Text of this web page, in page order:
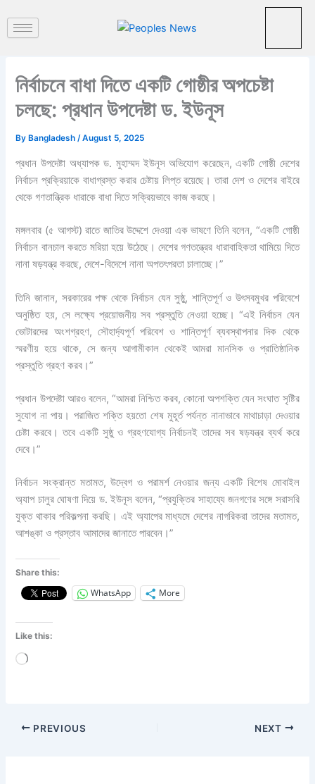
content
নির্বাচনে বাধা দিতে একটি গোষ্ঠীর অপচেষ্টা
চলছে: প্রধান উপদেষ্টা ড. ইউনূস
By Bangladesh/August 5, 2025
প্রধান উপদেষ্টা অধ্যাপক ড. মুহাম্মদ ইউনূস অভিযোগ করেছেন, একটি গোষ্ঠী দেশের
নির্বাচন প্রক্রিয়াকে বাধাগ্রস্ত করার চেষ্টায় লিপ্ত রয়েছে। তারা দেশ ও দেশের বাইরে
থেকে গণতান্ত্রিক ধারাকে বাধা দিতে সক্রিয়ভাবে কাজ করছে।
মঙ্গলবার (৫ আগস্ট) রাতে জাতির উদ্দেশে দেওয়া এক ভাষণে তিনি বলেন, “একটি গোষ্ঠী
নির্বাচন বানচাল করতে মরিয়া হয়ে উঠেছে। দেশের গণতন্ত্রের ধারাবাহিকতা থামিয়ে দিতে
নানা ষড়যন্ত্র করছে, দেশে-বিদেশে নানা অপতৎপরতা চালাচ্ছে।”
তিনি জানান, সরকারের পক্ষ থেকে নির্বাচন যেন সুষ্ঠু, শান্তিপূর্ণ ও উৎসবমুখর পরিবেশে
অনুষ্ঠিত হয়, সে লক্ষ্যে প্রয়োজনীয় সব প্রস্তুতি নেওয়া হচ্ছে। “এই নির্বাচন যেন
ভোটারদের অংশগ্রহণ, সৌহার্দ্যপূর্ণ পরিবেশ ও শান্তিপূর্ণ ব্যবস্থাপনার দিক থেকে
স্মরণীয় হয়ে থাকে, সে জন্য আগামীকাল থেকেই আমরা মানসিক ও প্রাতিষ্ঠানিক
প্রস্তুতি গ্রহণ করব।”
প্রধান উপদেষ্টা আরও বলেন, “আমরা নিশ্চিত করব, কোনো অপশক্তি যেন সংঘাত সৃষ্টির
সুযোগ না পায়। পরাজিত শক্তি হয়তো শেষ মুহূর্ত পর্যন্ত নানাভাবে মাথাচাড়া দেওয়ার
চেষ্টা করবে। তবে একটি সুষ্ঠু ও গ্রহণযোগ্য নির্বাচনই তাদের সব ষড়যন্ত্র ব্যর্থ করে
দেবে।”
নির্বাচন সংক্রান্ত মতামত, উদ্বেগ ও পরামর্শ নেওয়ার জন্য একটি বিশেষ মোবাইল
অ্যাপ চালুর ঘোষণা দিয়ে ড. ইউনূস বলেন, “প্রযুক্তির সাহায্যে জনগণের সঙ্গে সরাসরি
যুক্ত থাকার পরিকল্পনা করছি। এই অ্যাপের মাধ্যমে দেশের নাগরিকরা তাদের মতামত,
আশঙ্কা ও প্রস্তাব আমাদের জানাতে পারবেন।”
Share this:
WhatsApp More
Like this:
Loading…
PREVIOUS NEXT
রা
ত
ব
র